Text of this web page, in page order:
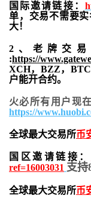
国际邀请链接：
单，交易不需要实
大！
2、老牌交
:https://
XCH，BZZ，
户能开合约。
火必所有用户现
https://
全球最大交易所币
国区邀请链接：
ref=16003031 支持
全球最大交易所币